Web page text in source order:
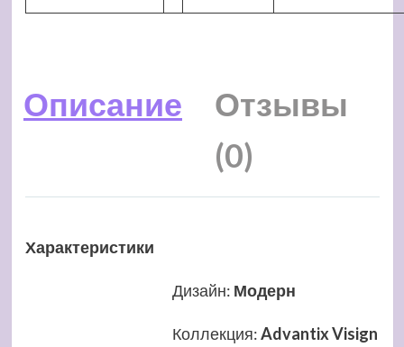
Описание
Отзывы
(0)
Характеристики
Дизайн: Модерн
Коллекция:Advantix Visign